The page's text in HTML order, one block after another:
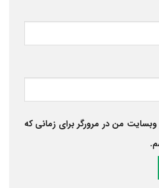
وبسایت من در مرورگر برای زمانی که